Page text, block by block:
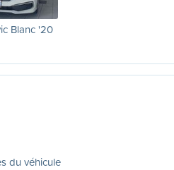
Blanc '20
du véhicule